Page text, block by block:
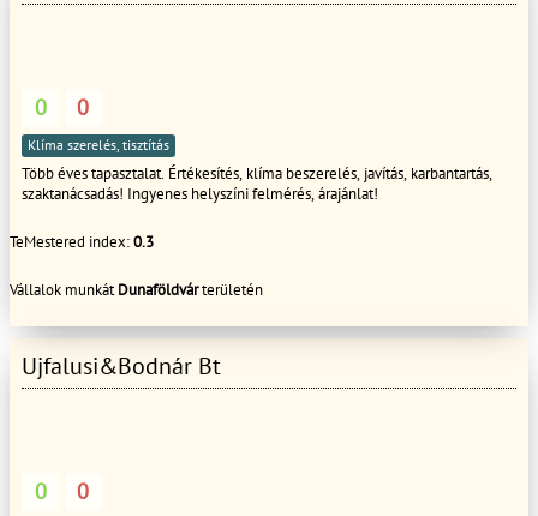
0 0
Klíma szerelés, tisztítás
Több éves tapasztalat. Értékesítés, klíma beszerelés, javítás, karbantartás,
szaktanácsadás! Ingyenes helyszíni felmérés, árajánlat!
TeMestered index:0.3
Vállalok munkátDunaföldvárterületén
Ujfalusi&Bodnár Bt
0 0